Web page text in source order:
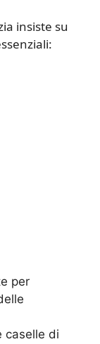
insiste su
per
caselle di